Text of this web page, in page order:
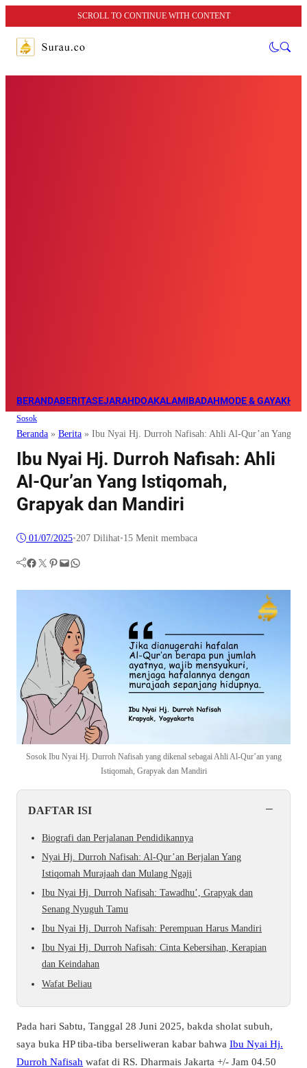
SCROLL TO CONTINUE WITH CONTENT
BERANDABERITASEJARAHDOAKALAMIBADAHMODE & GAYA
Sosok
Beranda » Berita » Ibu Nyai Hj. Durroh Nafisah: Ahli Al-Qur’an Yang
Ibu Nyai Hj. Durroh Nafisah: Ahli
Al-Qur’an Yang Istiqomah,
Grapyak dan Mandiri
01/07/2025•207 Dilihat•15 Menit membaca
Facebook Twitter Pinterest Mail WhatsApp
Sosok Ibu Nyai Hj. Durroh Nafisah yang dikenal sebagai Ahli Al-Qur’an yang
Istiqomah, Grapyak dan Mandiri
DAFTAR ISI −
Biografi dan Perjalanan Pendidikannya
Nyai Hj. Durroh Nafisah: Al-Qur’an Berjalan Yang
Istiqomah Murajaah dan Mulang Ngaji
Ibu Nyai Hj. Durroh Nafisah: Tawadhu’, Grapyak dan
Senang Nyuguh Tamu
Ibu Nyai Hj. Durroh Nafisah: Perempuan Harus Mandiri
Ibu Nyai Hj. Durroh Nafisah: Cinta Kebersihan, Kerapian
dan Keindahan
Wafat Beliau
Pada hari Sabtu, Tanggal 28 Juni 2025, bakda sholat subuh,
saya buka HP tiba-tiba berseliweran kabar bahwa Ibu Nyai Hj.
Durroh Nafisah wafat di RS. Dharmais Jakarta +/- Jam 04.50